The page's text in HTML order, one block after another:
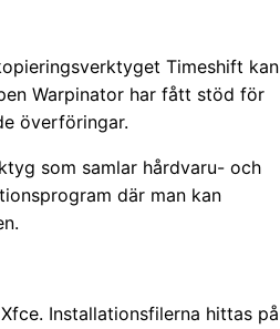
Timeshift kan
Warpinator har fått stöd för
överföringar.
som samlar hårdvaru- och
där man kan
Installationsfilerna hittas på